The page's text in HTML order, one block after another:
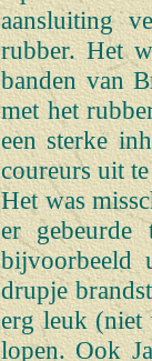
aansluiting
rubber. Het
banden van
met het
een sterke
coureurs uit
Het was
er gebeurde
bijvoorbeeld
drupje
erg leuk (niet
lopen. Ook